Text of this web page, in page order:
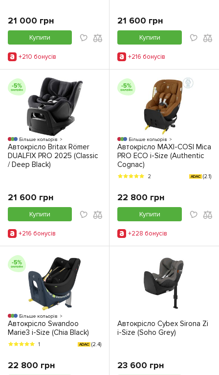
21 000 грн
Купити
+210 бонусiв
21 600 грн
Купити
+216 бонусiв
Більше кольорів
Автокрісло Britax Römer
DUALFIX PRO 2025 (Classic
/ Deep Black)
21 600 грн
Купити
+216 бонусiв
Більше кольорів
Автокрісло MAXI-COSI Mica
PRO ECO i-Size (Authentic
Cognac)
2 ADAC (2.1)
22 800 грн
Купити
+228 бонусiв
Більше кольорів
Автокрісло Swandoo
Marie3 i-Size (Chia Black)
1 ADAC (2.4)
22 800 грн
Автокрісло Cybex Sirona Zi
i-Size (Soho Grey)
23 600 грн